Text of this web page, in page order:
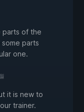
parts of the
parts
one.
it is new to
trainer.